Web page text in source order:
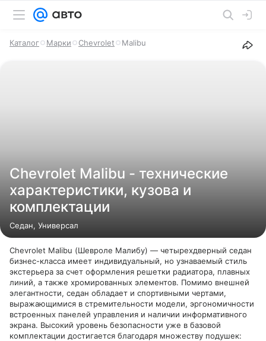
Каталог Марки Chevrolet Malibu
Chevrolet Malibu - технические
характеристики, кузова и
комплектации
Седан, Универсал
Chevrolet Malibu (Шевроле Малибу) — четырехдверный седан
бизнес-класса имеет индивидуальный, но узнаваемый стиль
экстерьера за счет оформления решетки радиатора, плавных
линий, а также хромированных элементов. Помимо внешней
элегантности, седан обладает и спортивными чертами,
выражающимися в стремительности модели, эргономичности
встроенных панелей управления и наличии информативного
экрана. Высокий уровень безопасности уже в базовой
комплектации достигается благодаря множеству подушек: